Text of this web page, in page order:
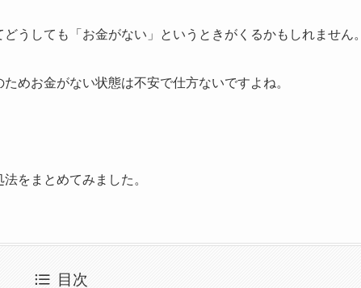
うしても「お金がない」というときがくるかもしれません。
めお金がない状態は不安で仕方ないですよね。
をまとめてみました。
目次